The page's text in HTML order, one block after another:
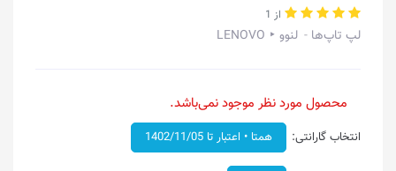
از 1
لپ تاپ‌ها لنوو ‣ LENOVO
محصول مورد نظر موجود نمی‌باشد.
انتخاب گارانتی: همتا • اعتبار تا 1402/11/05